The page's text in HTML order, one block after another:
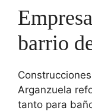
barrio
Arganzuela
tanto para